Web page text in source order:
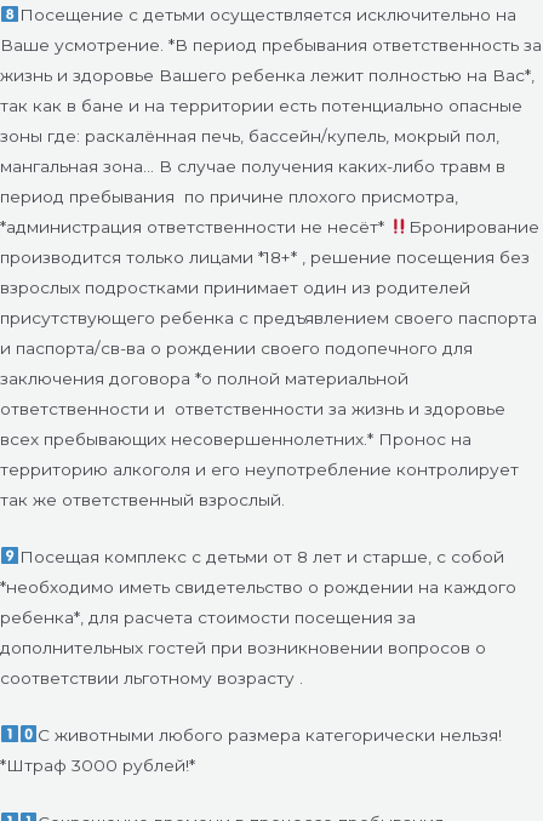
Посещение с детьми осуществляется исключительно на
Ваше усмотрение. *В период пребывания ответственность за
жизнь и здоровье Вашего ребенка лежит полностью на Вас*,
так как в бане и на территории есть потенциально опасные
зоны где: раскалённая печь, бассейн/купель, мокрый пол,
мангальная зона… В случае получения каких-либо травм в
период пребывания по причине плохого присмотра,
*администрация ответственности не несёт*
Бронирование
производится только лицами *18+* , решение посещения без
взрослых подростками принимает один из родителей
присутствующего ребенка с предъявлением своего паспорта
и паспорта/св-ва о рождении своего подопечного для
заключения договора *о полной материальной
ответственности и
ответственности за жизнь и здоровье
всех пребывающих несовершеннолетних.* Пронос на
территорию алкоголя и его неупотребление контролирует
так же ответственный взрослый.
Посещая комплекс с детьми от 8 лет и старше, с собой
*необходимо иметь свидетельство о рождении на каждого
ребенка*, для расчета стоимости посещения за
дополнительных гостей при возникновении вопросов о
соответствии льготному возрасту .
С животными любого размера категорически нельзя!
*Штраф 3000 рублей!*